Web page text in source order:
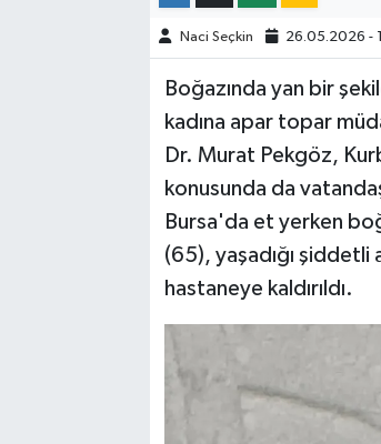
Naci Seçkin 26.05.2026 -
Boğazında yan bir
kadına apar topar
Dr. Murat Pekgöz,
konusunda da
Bursa'da et yerken
(65), yaşadığı
hastaneye kaldırıldı.